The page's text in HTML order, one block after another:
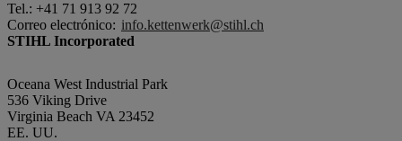
Tel.: +41 71 913 92 72
Correo electrónico: info.kettenwerk@stihl.ch
STIHL Incorporated
Oceana West Industrial Park
536 Viking Drive
Virginia Beach VA 23452
EE. UU.